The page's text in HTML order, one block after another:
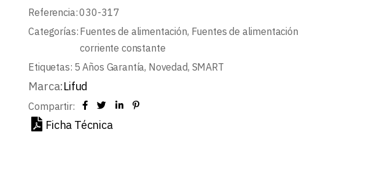
Referencia:030-317
Categorías: Fuentes de alimentación, Fuentes de alimentación
corriente constante
Etiquetas: 5 Años Garantía, Novedad, SMART
Marca:Lifud
Compartir:
Ficha Técnica